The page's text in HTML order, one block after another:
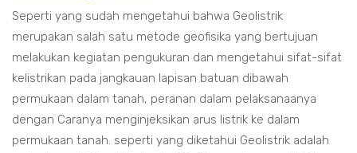
Seperti yang sudah mengetahui bahwa Geolistrik
merupakan salah satu metode geofisika yang bertujuan
melakukan kegiatan pengukuran dan mengetahui sifat-sifat
kelistrikan pada jangkauan lapisan batuan dibawah
permukaan dalam tanah, peranan dalam pelaksanaanya
dengan Caranya menginjeksikan arus listrik ke dalam
permukaan tanah. seperti yang diketahui Geolistrik adalah